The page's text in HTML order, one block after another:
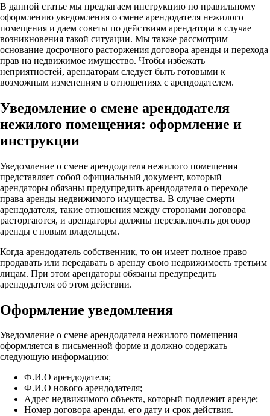
В данной статье мы предлагаем инструкцию по правильному
оформлению уведомления о смене арендодателя нежилого
помещения и даем советы по действиям арендатора в случае
возникновения такой ситуации. Мы также рассмотрим
основание досрочного расторжения договора аренды и перехода
прав на недвижимое имущество. Чтобы избежать
неприятностей, арендаторам следует быть готовыми к
возможным изменениям в отношениях с арендодателем.
Уведомление о смене арендодателя
нежилого помещения: оформление и
инструкции
Уведомление о смене арендодателя нежилого помещения
представляет собой официальный документ, который
арендаторы обязаны предупредить арендодателя о переходе
права аренды недвижимого имущества. В случае смерти
арендодателя, такие отношения между сторонами договора
расторгаются, и арендаторы должны перезаключать договор
аренды с новым владельцем.
Когда арендодатель собственник, то он имеет полное право
продавать или передавать в аренду свою недвижимость третьим
лицам. При этом арендаторы обязаны предупредить
арендодателя об этом действии.
Оформление уведомления
Уведомление о смене арендодателя нежилого помещения
оформляется в письменной форме и должно содержать
следующую информацию:
Ф.И.О арендодателя;
Ф.И.О нового арендодателя;
Адрес недвижимого объекта, который подлежит аренде;
Номер договора аренды, его дату и срок действия.